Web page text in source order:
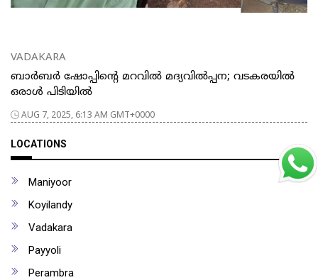
VADAKARA
ബാര്‍ബര്‍ ഷോപ്പിന്റെ മറവില്‍ മദ്യവില്‍പ്പന; വടകരയില്‍
ഒരാൾ പിടിയിൽ
AUG 7, 2025, 6:13 AM GMT+0000
LOCATIONS
Maniyoor
Koyilandy
Vadakara
Payyoli
Perambra